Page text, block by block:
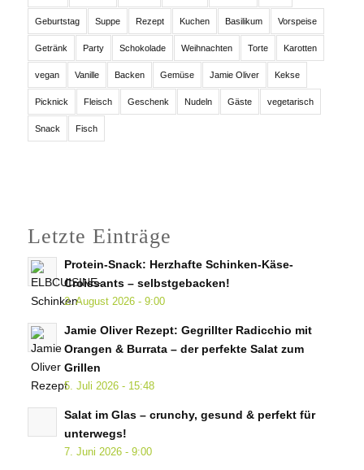
Geburtstag Suppe Rezept Kuchen Basilikum Vorspeise
Getränk Party Schokolade Weihnachten Torte Karotten
vegan Vanille Backen Gemüse Jamie Oliver Kekse
Picknick Fleisch Geschenk Nudeln Gäste vegetarisch
Snack Fisch
Letzte Einträge
Protein-Snack: Herzhafte Schinken-Käse-
Croissants – selbstgebacken!
2. August 2026 - 9:00
Jamie Oliver Rezept: Gegrillter Radicchio mit
Orangen & Burrata – der perfekte Salat zum
Grillen
5. Juli 2026 - 15:48
Salat im Glas – crunchy, gesund & perfekt für
unterwegs!
7. Juni 2026 - 9:00